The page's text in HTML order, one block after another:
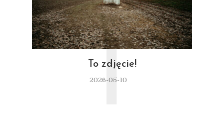
To zdjęcie!
2026-05-10
T